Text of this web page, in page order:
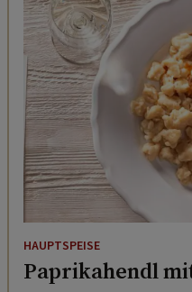
HAUPTSPEISE
Paprikahendl